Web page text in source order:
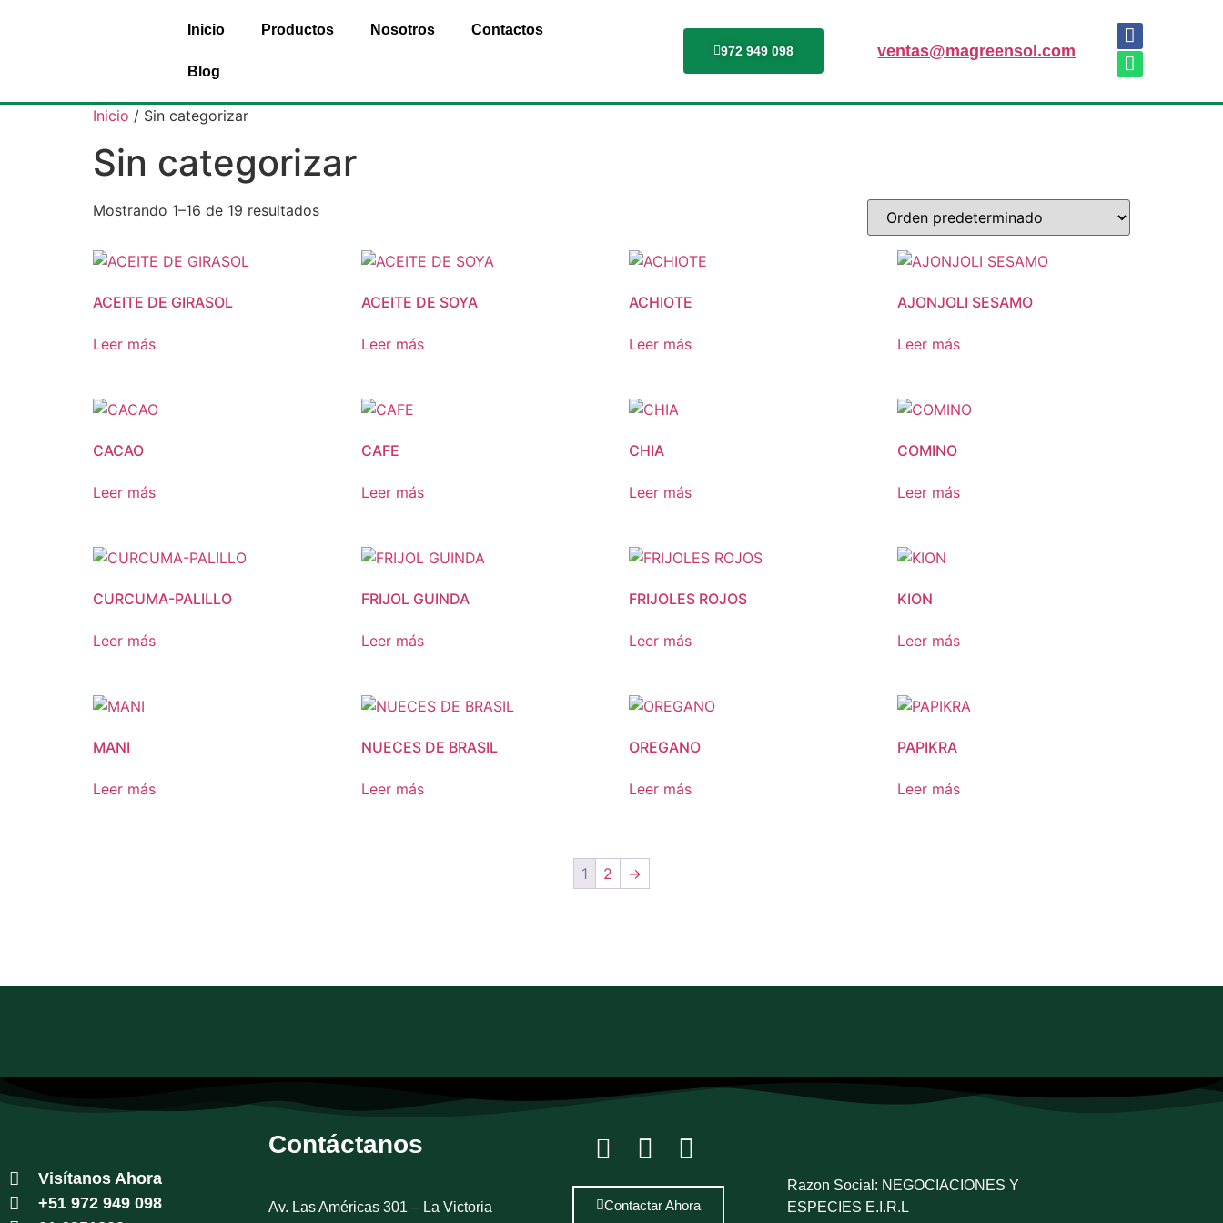
Inicio Productos Nosotros Contactos
Blog
972 949 098 ventas@magreensol.com
Inicio / Sin categorizar
Sin categorizar
Mostrando 1–16 de 19 resultados
ACEITE DE GIRASOL
Leer más
ACEITE DE SOYA
Leer más
ACHIOTE
Leer más
AJONJOLI SESAMO
Leer más
CACAO
Leer más
CAFE
Leer más
CHIA
Leer más
COMINO
Leer más
CURCUMA-PALILLO
Leer más
FRIJOL GUINDA
Leer más
FRIJOLES ROJOS
Leer más
KION
Leer más
MANI
Leer más
NUECES DE BRASIL
Leer más
OREGANO
Leer más
PAPIKRA
Leer más
1 2 →
Visítanos Ahora
+51 972 949 098
Contáctanos
Av. Las Américas 301 – La Victoria
Contactar Ahora
Razon Social: NEGOCIACIONES Y
ESPECIES E.I.R.L